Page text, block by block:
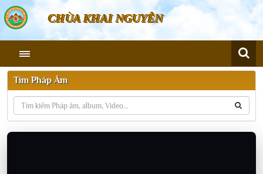
CHÙA KHAI NGUYÊN
Tìm Pháp Âm